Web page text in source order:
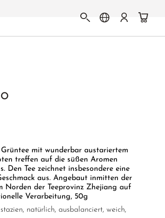
mit wunderbar austariertem
treffen auf die süßen Aromen
Tee zeichnet insbesondere eine
aus. Angebaut inmitten der
Norden der Teeprovinz Zhejiang auf
Verarbeitung, 50g
natürlich, ausbalanciert, weich,